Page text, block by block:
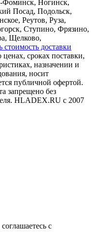
Ногинск,
Посад, Подольск,
Реутов, Руза,
Ступино, Фрязино,
Щелково,
стоимость доставки
сроках поставки,
назначении и
носит
публичной офертой.
запрещено без
HLADEX.RU c 2007
с